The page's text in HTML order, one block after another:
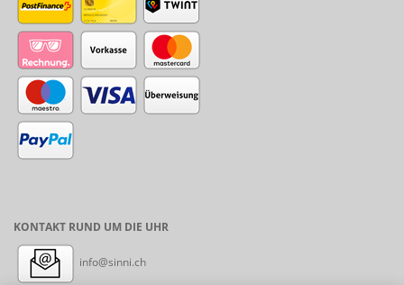
KONTAKT RUND UM DIE UHR
info@sinni.ch